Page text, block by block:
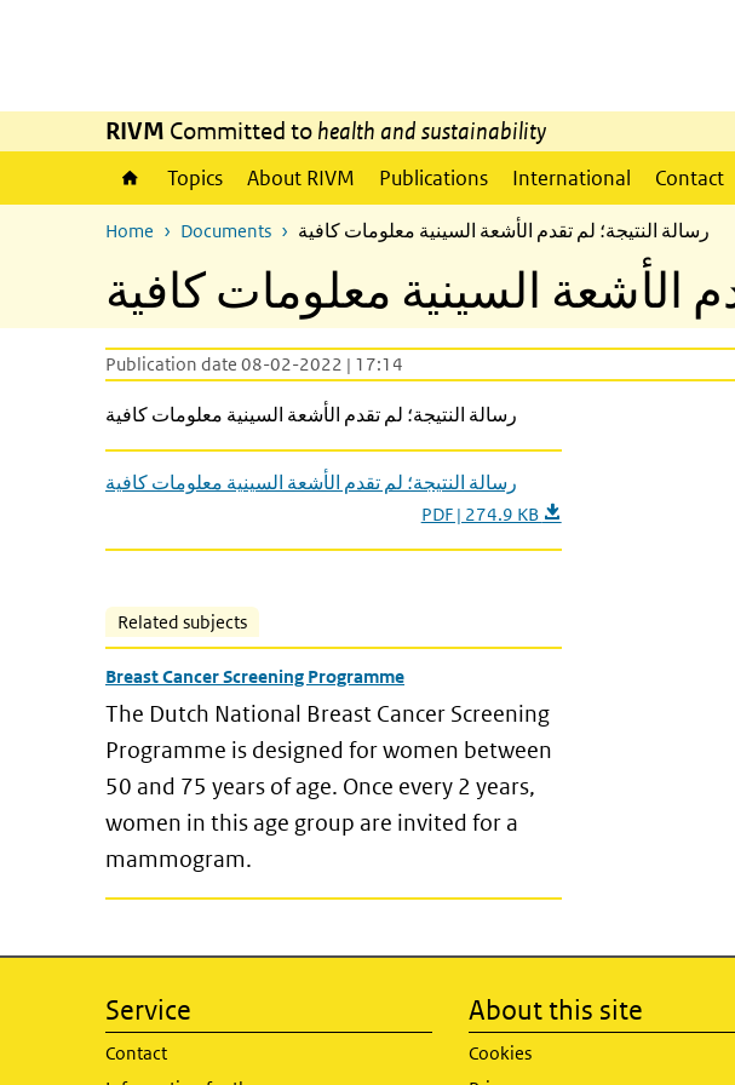
RIVM Committed to health and sustainability
Topics About RIVM Publications International Contact
Home Documents رسالة النتيجة؛ لم تقدم الأشعة السينية معلومات كافية
الأشعة السينية معلومات كافية
Publication date 08-02-2022 | 17:14
رسالة النتيجة؛ لم تقدم الأشعة السينية معلومات كافية
PDF | 274.9 KB
Related subjects
Breast Cancer Screening Programme
The Dutch National Breast Cancer Screening
Programme is designed for women between
50 and 75 years of age. Once every 2 years,
women in this age group are invited for a
mammogram.
Service
Contact
About this site
Cookies